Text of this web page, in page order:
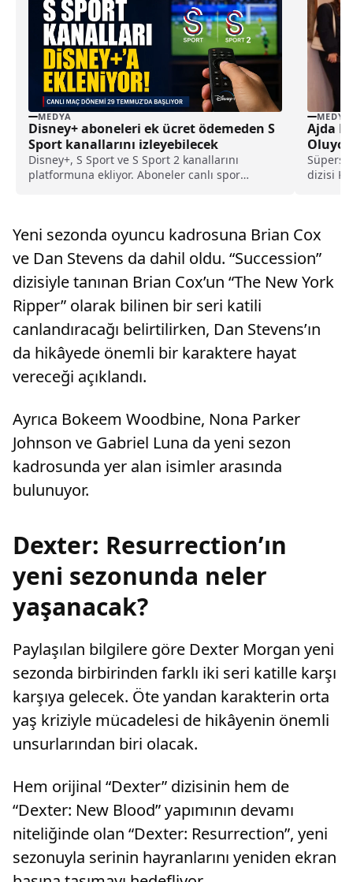
MEDYA
Disney+ aboneleri ek ücret ödemeden S
Sport kanallarını izleyebilecek
Disney+, S Sport ve S Sport 2 kanallarını
platformuna ekliyor. Aboneler canlı spor
MEDYA
Ajda
Oluyor
dizisi
Yeni sezonda oyuncu kadrosuna Brian Cox
ve Dan Stevens da dahil oldu. “Succession”
dizisiyle tanınan Brian Cox’un “The New York
Ripper” olarak bilinen bir seri katili
canlandıracağı belirtilirken, Dan Stevens’ın
da hikâyede önemli bir karaktere hayat
vereceği açıklandı.
Ayrıca Bokeem Woodbine, Nona Parker
Johnson ve Gabriel Luna da yeni sezon
kadrosunda yer alan isimler arasında
bulunuyor.
Dexter: Resurrection’ın
yeni sezonunda neler
yaşanacak?
Paylaşılan bilgilere göre Dexter Morgan yeni
sezonda birbirinden farklı iki seri katille karşı
karşıya gelecek. Öte yandan karakterin orta
yaş kriziyle mücadelesi de hikâyenin önemli
unsurlarından biri olacak.
Hem orijinal “Dexter” dizisinin hem de
“Dexter: New Blood” yapımının devamı
niteliğinde olan “Dexter: Resurrection”, yeni
sezonuyla serinin hayranlarını yeniden ekran